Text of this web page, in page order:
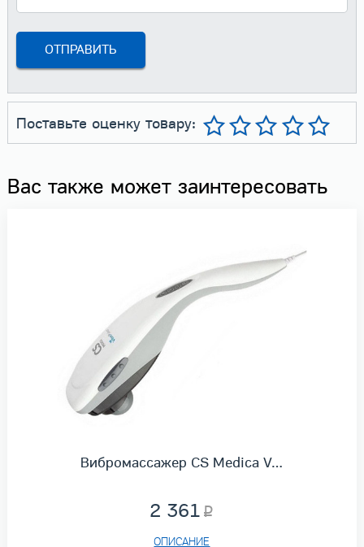
Поставьте оценку товару:
Вас также может заинтересовать
Вибромассажер CS Medica V…
2 361
ОПИСАНИЕ